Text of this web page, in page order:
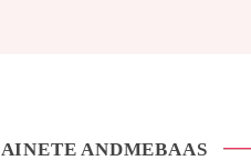
ANDMEBAAS